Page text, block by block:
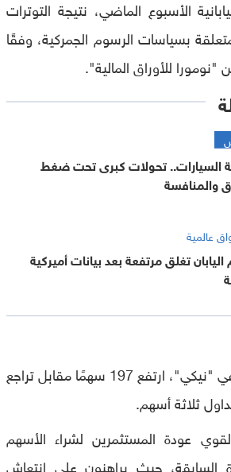
الأسبوع الماضي، نتيجة التوترات
بسياسات الرسوم الجمركية، وفقًا
للأوراق المالية".
السيارات.. تحولات كبرى تحت ضغط
والمنافسة
عالمية
تغلق مرتفعة بعد بيانات أميركية
من أصل 225 سهمًا في "نيكي"، ارتفع 197 سهمًا مقابل تراجع
عودة المستثمرين لشراء الأسهم
السابقة، حيث يراهنون على انتعاش